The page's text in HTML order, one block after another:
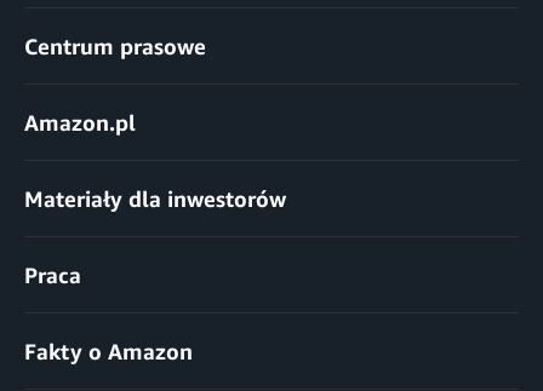
Centrum prasowe
Amazon.pl
Materiały dla inwestorów
Praca
Fakty o Amazon